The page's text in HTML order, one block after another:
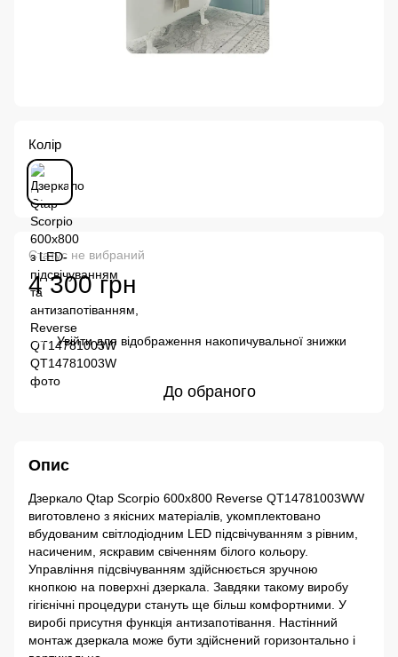
Колір
Статус не вибраний
4 300 грн
% Увійтидля відображення накопичувальної знижки
До обраного
Опис
Дзеркало Qtap Scorpio 600x800 Reverse QT14781003WW
виготовлено з якісних матеріалів, укомплектовано
вбудованим світлодіодним LED підсвічуванням з рівним,
насиченим, яскравим свіченням білого кольору.
Управління підсвічуванням здійснюється зручною
кнопкою на поверхні дзеркала. Завдяки такому виробу
гігієнічні процедури стануть ще більш комфортними. У
виробі присутня функція антизапотівання. Настінний
монтаж дзеркала може бути здійснений горизонтально і